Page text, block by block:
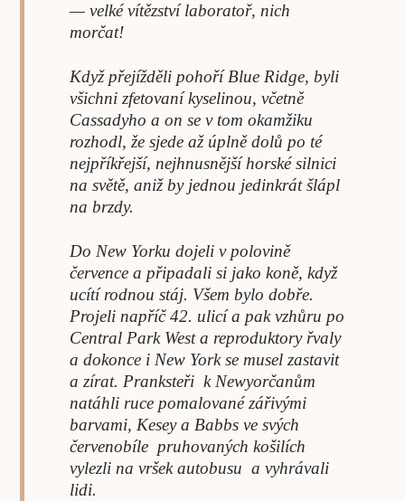
— velké vítězství laboratoř, nich
morčat!
Když přejížděli pohoří Blue Ridge, byli
všichni zfetovaní kyselinou, včetně
Cassadyho a on se v tom okamžiku
rozhodl, že sjede až úplně dolů po té
nejpříkřejší, nejhnusnější horské silnici
na světě, aniž by jednou jedinkrát šlápl
na brzdy.
Do New Yorku dojeli v polovině
července a připadali si jako koně, když
ucítí rodnou stáj. Všem bylo dobře.
Projeli napříč 42. ulicí a pak vzhůru po
Central Park West a reproduktory řvaly
a dokonce i New York se musel zastavit
a zírat. Pranksteři k Newyorčanům
natáhli ruce pomalované zářivými
barvami, Kesey a Babbs ve svých
červenobíle pruhovaných košilích
vylezli na vršek autobusu a vyhrávali
lidi.